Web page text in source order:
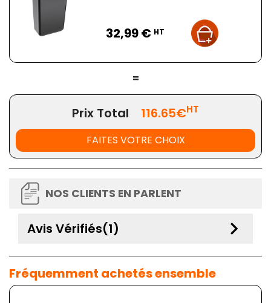
32,99 € HT
=
Prix Total 116.65€HT
FAITES VOTRE CHOIX
NOS CLIENTS EN PARLENT
Avis Vérifiés(1) keyboard_arrow_down
Fréquemment achetés ensemble